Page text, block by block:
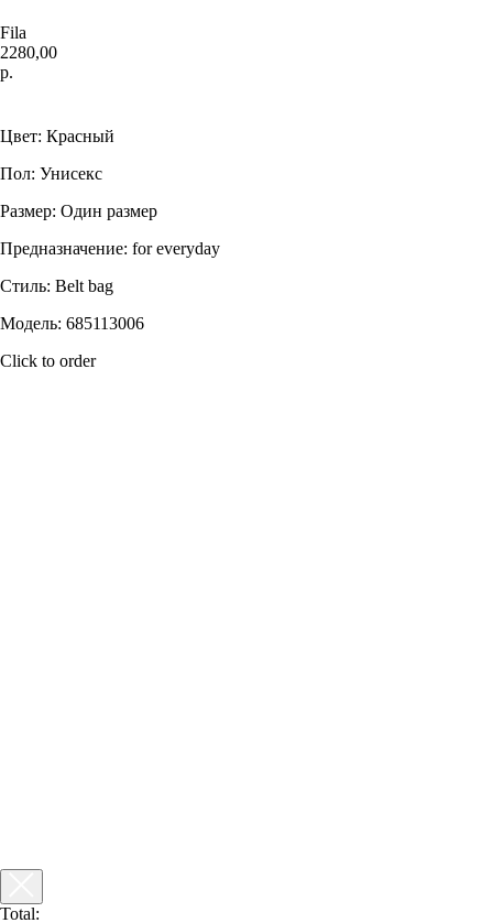
Fila
2280,00
р.
Цвет: Красный
Пол: Унисекс
Размер: Один размер
Предназначение: for everyday
Стиль: Belt bag
Модель: 685113006
Click to order
Total: